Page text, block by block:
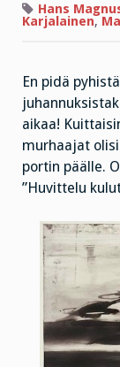
Hans
Karjalainen,
En pidä
aikaa!
murhaajat
portin päälle.
”Huvittelu